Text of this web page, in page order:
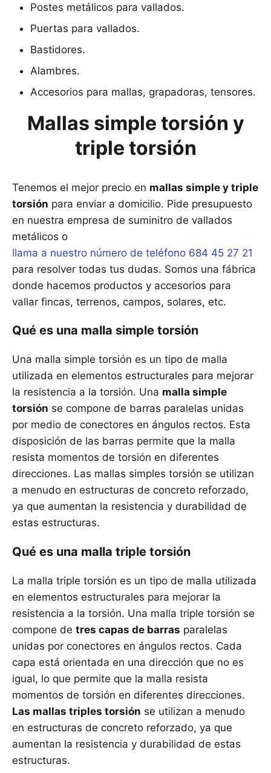
Postes metálicos para vallados.
Puertas para vallados.
Bastidores.
Alambres.
Accesorios para mallas, grapadoras, tensores.
Mallas simple torsión y
triple torsión
Tenemos el mejor precio en mallas simple y triple
torsión para enviar a domicilio. Pide presupuesto
en nuestra empresa de suminitro de vallados
metálicos o
llama a nuestro número de teléfono 684 45 27 21
para resolver todas tus dudas. Somos una fábrica
donde hacemos productos y accesorios para
vallar fincas, terrenos, campos, solares, etc.
Qué es una malla simple torsión
Una malla simple torsión es un tipo de malla
utilizada en elementos estructurales para mejorar
la resistencia a la torsión. Una malla simple
torsión se compone de barras paralelas unidas
por medio de conectores en ángulos rectos. Esta
disposición de las barras permite que la malla
resista momentos de torsión en diferentes
direcciones. Las mallas simples torsión se utilizan
a menudo en estructuras de concreto reforzado,
ya que aumentan la resistencia y durabilidad de
estas estructuras.
Qué es una malla triple torsión
La malla triple torsión es un tipo de malla utilizada
en elementos estructurales para mejorar la
resistencia a la torsión. Una malla triple torsión se
compone de tres capas de barras paralelas
unidas por conectores en ángulos rectos. Cada
capa está orientada en una dirección que no es
igual, lo que permite que la malla resista
momentos de torsión en diferentes direcciones.
Las mallas triples torsión se utilizan a menudo
en estructuras de concreto reforzado, ya que
aumentan la resistencia y durabilidad de estas
estructuras.